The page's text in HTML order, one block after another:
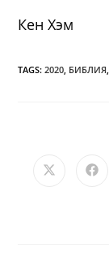
Кен Хэм
TAGS:2020, БИБЛИЯ,